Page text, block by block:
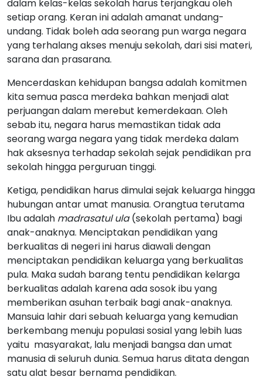
dalam kelas-kelas sekolah harus terjangkau oleh
setiap orang. Keran ini adalah amanat undang-
undang. Tidak boleh ada seorang pun warga negara
yang terhalang akses menuju sekolah, dari sisi materi,
sarana dan prasarana.
Mencerdaskan kehidupan bangsa adalah komitmen
kita semua pasca merdeka bahkan menjadi alat
perjuangan dalam merebut kemerdekaan. Oleh
sebab itu, negara harus memastikan tidak ada
seorang warga negara yang tidak merdeka dalam
hak aksesnya terhadap sekolah sejak pendidikan pra
sekolah hingga perguruan tinggi.
Ketiga, pendidikan harus dimulai sejak keluarga hingga
hubungan antar umat manusia. Orangtua terutama
Ibu adalah madrasatul ula(sekolah pertama) bagi
anak-anaknya. Menciptakan pendidikan yang
berkualitas di negeri ini harus diawali dengan
menciptakan pendidikan keluarga yang berkualitas
pula. Maka sudah barang tentu pendidikan kelarga
berkualitas adalah karena ada sosok ibu yang
memberikan asuhan terbaik bagi anak-anaknya.
Mansuia lahir dari sebuah keluarga yang kemudian
berkembang menuju populasi sosial yang lebih luas
yaitu masyarakat, lalu menjadi bangsa dan umat
manusia di seluruh dunia. Semua harus ditata dengan
satu alat besar bernama pendidikan.